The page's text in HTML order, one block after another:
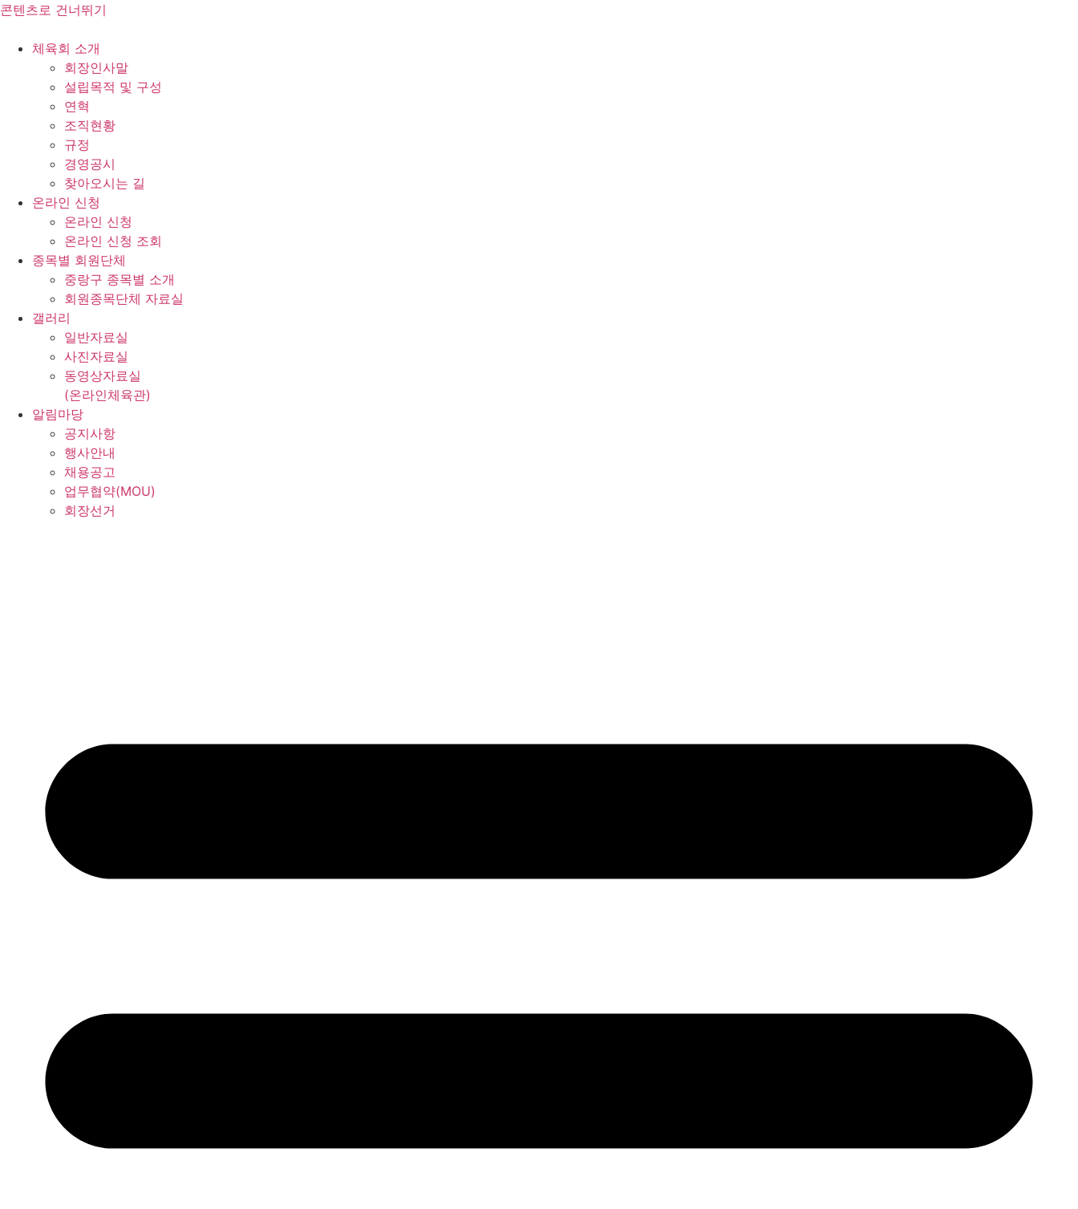
콘텐츠로 건너뛰기
체육회 소개
회장인사말
설립목적 및 구성
연혁
조직현황
규정
경영공시
찾아오시는 길
온라인 신청
온라인 신청
온라인 신청 조회
종목별 회원단체
중랑구 종목별 소개
회원종목단체 자료실
갤러리
일반자료실
사진자료실
동영상자료실
(온라인체육관)
알림마당
공지사항
행사안내
채용공고
업무협약(MOU)
회장선거